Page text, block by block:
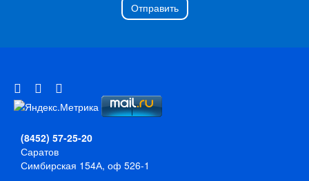
Отправить
(8452) 57-25-20
Саратов
Симбирская 154А, оф 526-1